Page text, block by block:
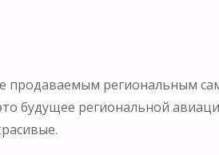
продаваемым региональным
будущее региональной